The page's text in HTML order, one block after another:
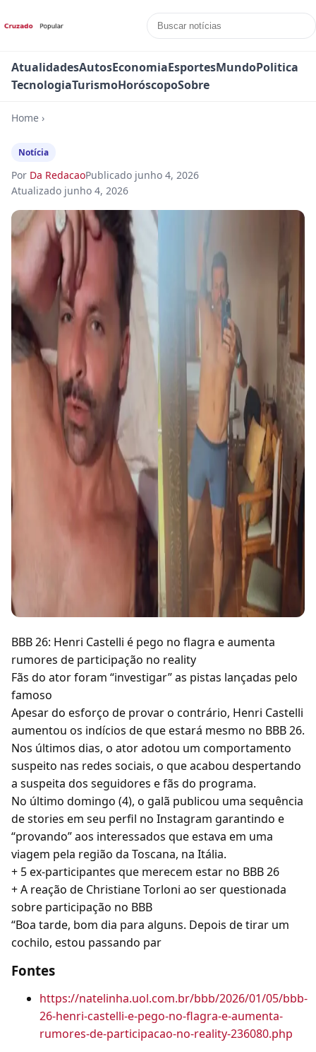
AtualidadesAutosEconomiaEsportesMundoPolitica
TecnologiaTurismoHoróscopoSobre
Home ›
Notícia
Por Da RedacaoPublicado junho 4, 2026
Atualizado junho 4, 2026
BBB 26: Henri Castelli é pego no flagra e aumenta
rumores de participação no reality
Fãs do ator foram “investigar” as pistas lançadas pelo
famoso
Apesar do esforço de provar o contrário, Henri Castelli
aumentou os indícios de que estará mesmo no BBB 26.
Nos últimos dias, o ator adotou um comportamento
suspeito nas redes sociais, o que acabou despertando
a suspeita dos seguidores e fãs do programa.
No último domingo (4), o galã publicou uma sequência
de stories em seu perfil no Instagram garantindo e
“provando” aos interessados que estava em uma
viagem pela região da Toscana, na Itália.
+ 5 ex-participantes que merecem estar no BBB 26
+ A reação de Christiane Torloni ao ser questionada
sobre participação no BBB
“Boa tarde, bom dia para alguns. Depois de tirar um
cochilo, estou passando par
Fontes
https://natelinha.uol.com.br/bbb/2026/01/05/bbb-
26-henri-castelli-e-pego-no-flagra-e-aumenta-
rumores-de-participacao-no-reality-236080.php